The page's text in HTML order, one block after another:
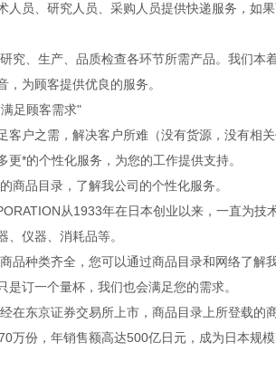
人员、研究人员、采购人员提供快递服务，如
究、生产、品质检查各环节所需产品。我们本
，为顾客提供优良的服务。
足顾客需求"
客户之需，解决客户所难（没有货源，没有相
更*的个性化服务，为您的工作提供支持。
商品目录，了解我公司的个性化服务。
从1933年在日本创业以来，一直为技
、仪器、消耗品等。
品种类齐全，您可以通过商品目录和网络了解
是订一个量杯，我们也会满足您的需求。
在东京证券交易所上市，商品目录上所登载的
万份，年销售额高达500亿日元，成为日本规